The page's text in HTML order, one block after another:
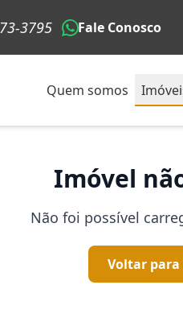
3795 Fale Conosco
Quem somos
Imóvel
Não foi possível
Voltar